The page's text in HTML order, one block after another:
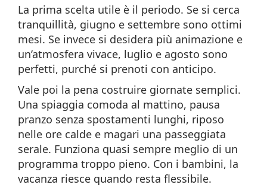
La prima scelta utile è il periodo. Se si cerca
tranquillità, giugno e settembre sono ottimi
mesi. Se invece si desidera più animazione e
un’atmosfera vivace, luglio e agosto sono
perfetti, purché si prenoti con anticipo.
Vale poi la pena costruire giornate semplici.
Una spiaggia comoda al mattino, pausa
pranzo senza spostamenti lunghi, riposo
nelle ore calde e magari una passeggiata
serale. Funziona quasi sempre meglio di un
programma troppo pieno. Con i bambini, la
vacanza riesce quando resta flessibile.